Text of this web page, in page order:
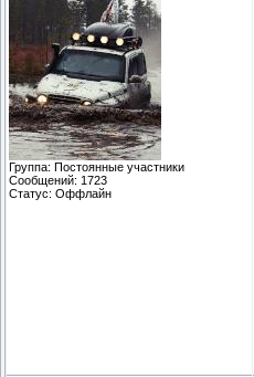
Группа: Постоянные участники
Сообщений: 1723
Статус: Оффлайн